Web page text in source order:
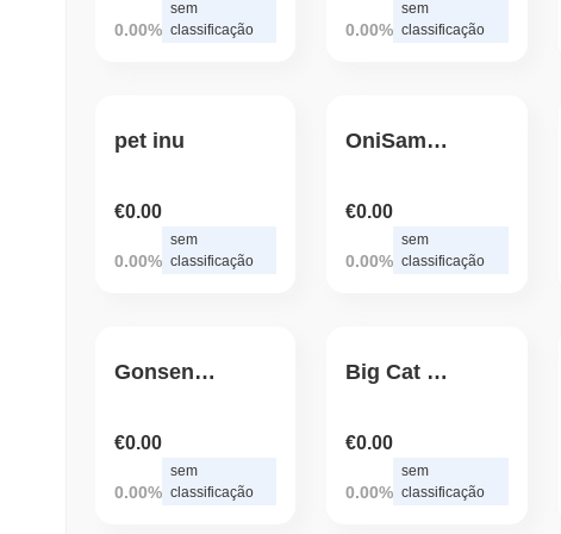
0.00%
sem
classificação
0.00%
sem
classificação
pet inu
€0.00
0.00%
sem
classificação
OniSamurai
€0.00
0.00%
sem
classificação
Gonsensus Association
€0.00
0.00%
sem
classificação
Big Cat Token
€0.00
0.00%
sem
classificação